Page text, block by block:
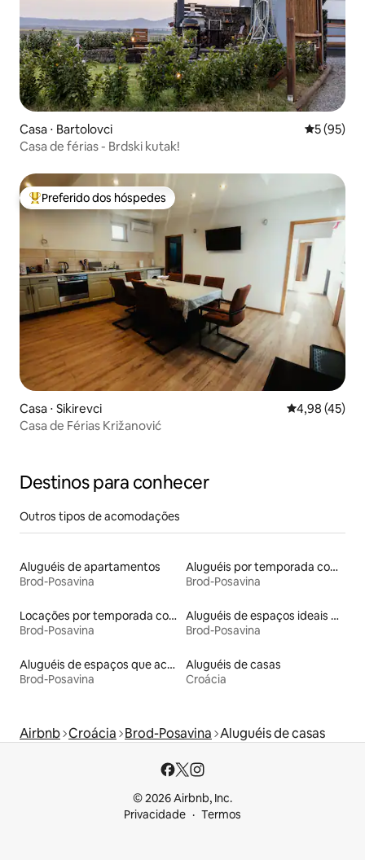
Casa ⋅ Bartolovci 5 de uma
5 (95)
Casa de férias - Brdski kutak!
Entre os melhores preferidos dos hóspedes
Preferido dos hóspedes
Casa ⋅ Sikirevci 4,98 de uma
4,98 (45)
Casa de Férias Križanović
Destinos para conhecer
Outros tipos de acomodações
Aluguéis de apartamentos
Brod-Posavina
Aluguéis por temporada com banheira de hidromassagem
Brod-Posavina
Locações por temporada com piscina
Brod-Posavina
Aluguéis de espaços ideais para famílias
Brod-Posavina
Aluguéis de espaços que aceitam animais de estimação
Brod-Posavina
Aluguéis de casas
Croácia
Airbnb Croácia Brod-Posavina Aluguéis de casas
© 2026 Airbnb, Inc.
Privacidade
Termos